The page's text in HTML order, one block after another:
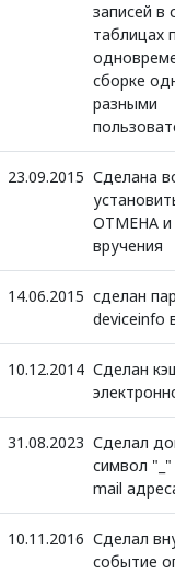
записей в
таблицах
сборке
разными
23.09.2015 Сделана
ОТМЕНА и
вручения
14.06.2015 сделан
deviceinfo
10.12.2014 Сделан
31.08.2023 Сделал
символ
mail
10.11.2016 Сделал
событие